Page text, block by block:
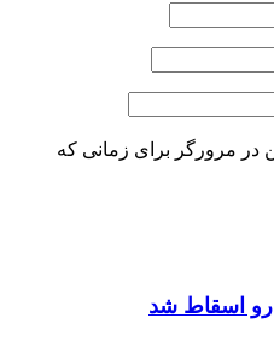
در مرورگر برای زمانی که